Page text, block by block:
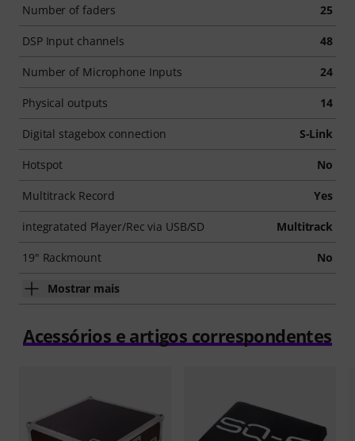
Number of faders 25
DSP Input channels 48
Number of Microphone Inputs 24
Physical outputs 14
Digital stagebox connection S-Link
Hotspot No
Multitrack Record Yes
integratated Player/Rec via USB/SD Multitrack
19" Rackmount No
Mostrar mais
Acessórios e artigos correspondentes